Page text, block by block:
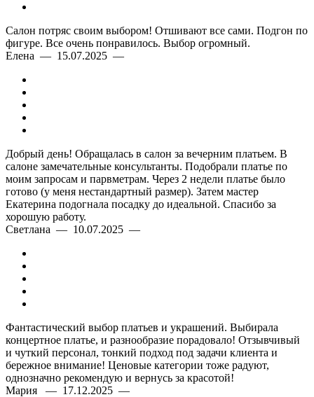
Салон потряс своим выбором! Отшивают все сами. Подгон по
фигуре. Все очень понравилось. Выбор огромный.
Елена — 15.07.2025 —
Добрый день! Обращалась в салон за вечерним платьем. В
салоне замечательные консультанты. Подобрали платье по
моим запросам и парвметрам. Через 2 недели платье было
готово (у меня нестандартный размер). Затем мастер
Екатерина подогнала посадку до идеальной. Спасибо за
хорошую работу.
Светлана — 10.07.2025 —
Фантастический выбор платьев и украшений. Выбирала
концертное платье, и разнообразие порадовало! Отзывчивый
и чуткий персонал, тонкий подход под задачи клиента и
бережное внимание! Ценовые категории тоже радуют,
однозначно рекомендую и вернусь за красотой!
Мария — 17.12.2025 —